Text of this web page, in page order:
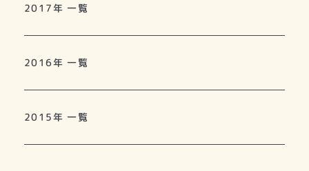
2017年 一覧
2016年 一覧
2015年 一覧